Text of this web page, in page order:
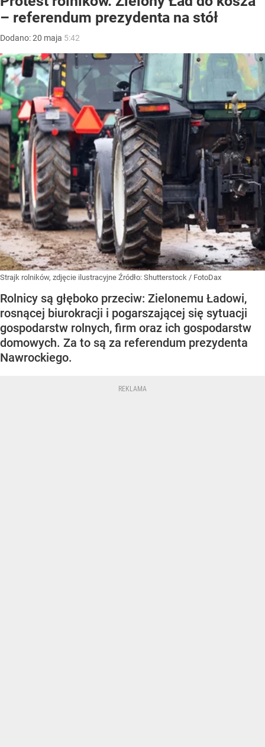
– referendum prezydenta na stół
Dodano:20 maja 5:42
Strajk rolników, zdjęcie ilustracyjne Źródło: Shutterstock / FotoDax
Rolnicy są głęboko przeciw: Zielonemu Ładowi,
rosnącej biurokracji i pogarszającej się sytuacji
gospodarstw rolnych, firm oraz ich gospodarstw
domowych. Za to są za referendum prezydenta
Nawrockiego.